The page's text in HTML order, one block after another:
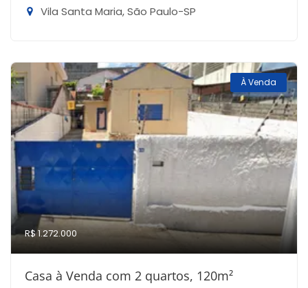
Vila Santa Maria, São Paulo-SP
À Venda
R$ 1.272.000
Casa à Venda com 2 quartos, 120m²